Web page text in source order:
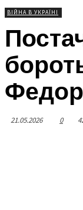
ВІЙНА В УКРАЇНІ
21.05.2026 0